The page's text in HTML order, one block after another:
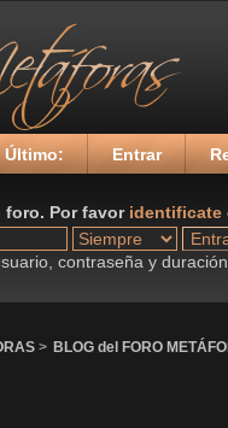
Último: Entrar
foro. Por favor identificate
contraseña y
> BLOG del FORO